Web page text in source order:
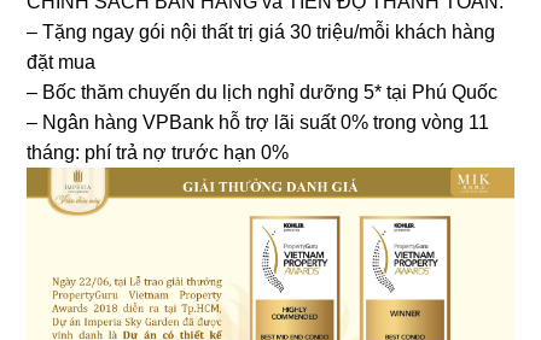
– Tặng ngay gói nội thất trị giá 30 triệu/mỗi khách hàng
đặt mua
– Bốc thăm chuyến du lịch nghỉ dưỡng 5* tại Phú Quốc
– Ngân hàng VPBank hỗ trợ lãi suất 0% trong vòng 11
tháng: phí trả nợ trước hạn 0%